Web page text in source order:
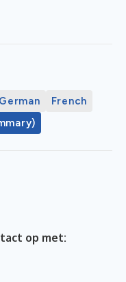
German
French
op met: